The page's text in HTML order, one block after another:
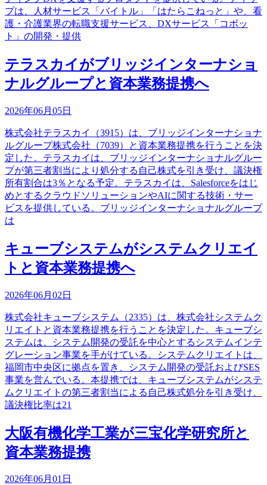
プは、人材サービス「バイトル」「はたらこねっと」や、看
護・介護業界の転職支援サービス、DXサービス「コボッ
ト」の開発・提供
テラスカイがブリッジインターナショ
ナルグループと資本業務提携へ
2026年06月05日
株式会社テラスカイ（3915）は、ブリッジインターナショナ
ルグループ株式会社（7039）と資本業務提携を行うことを決
定した。テラスカイは、ブリッジインターナショナルグルー
プが第三者割当により処分する自己株式を引き受け、議決権
所有割合は3％となる予定。テラスカイは、Salesforceをはじ
めとするクラウドソリューションやAIに関する技術・サー
ビスを提供している。ブリッジインターナショナルグループ
は
キューブシステムがシステムクリエイ
トと資本業務提携へ
2026年06月02日
株式会社キューブシステム（2335）は、株式会社システムク
リエイトと資本業務提携を行うことを決定した。キューブシ
ステムは、システム開発の受託を中心とするシステムインテ
グレーション事業を手がけている。システムクリエイトは、
福岡市中央区に拠点を置き、システム開発の受託およびSES
事業を営んでいる。本提携では、キューブシステムがシステ
ムクリエイトの第三者割当による自己株式処分を引き受け、
議決権比率は21
大阪有機化学工業が三宝化学研究所と
資本業務提携
2026年06月01日